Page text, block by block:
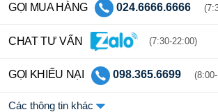
GỌI MUA HÀNG 024.6666.6666
CHAT TƯ VẤN (7:30-22:00)
GỌI KHIẾU NẠI 098.365.6699
Các thông tin khác